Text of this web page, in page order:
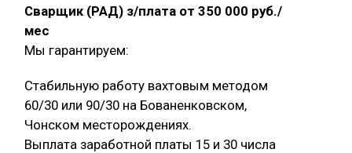
Сварщик (РАД) з/плата от 350 000 руб./
мес
Мы гарантируем:
Стабильную работу вахтовым методом
60/30 или 90/30 на Бованенковском,
Чонском месторождениях.
Выплата заработной платы 15 и 30 числа